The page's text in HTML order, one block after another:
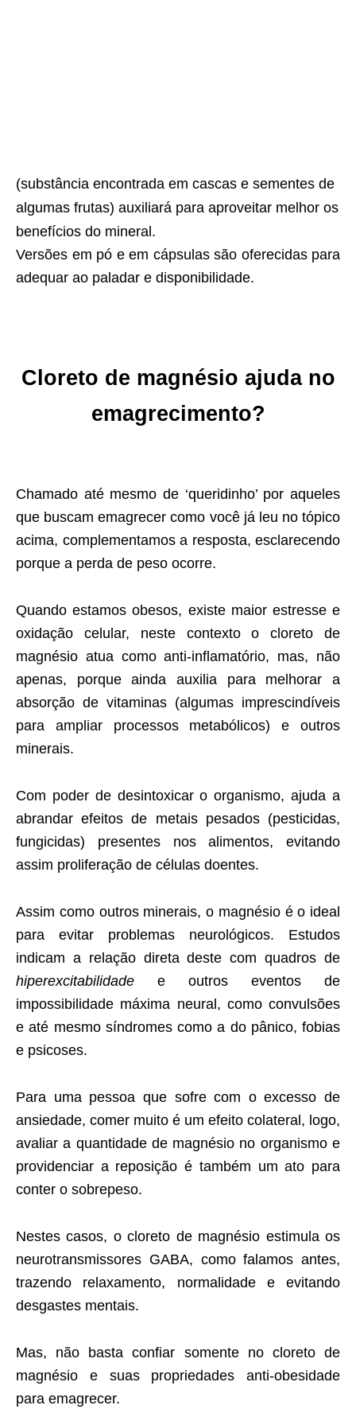
(substância encontrada em cascas e sementes de
algumas frutas) auxiliará para aproveitar melhor os
benefícios do mineral.
Versões em pó e em cápsulas são oferecidas para
adequar ao paladar e disponibilidade.
Cloreto de magnésio ajuda no
emagrecimento?
Chamado até mesmo de ‘queridinho’ por aqueles
que buscam emagrecer como você já leu no tópico
acima, complementamos a resposta, esclarecendo
porque a perda de peso ocorre.
Quando estamos obesos, existe maior estresse e
oxidação celular, neste contexto o cloreto de
magnésio atua como anti-inflamatório, mas, não
apenas, porque ainda auxilia para melhorar a
absorção de vitaminas (algumas imprescindíveis
para ampliar processos metabólicos) e outros
minerais.
Com poder de desintoxicar o organismo, ajuda a
abrandar efeitos de metais pesados (pesticidas,
fungicidas) presentes nos alimentos, evitando
assim proliferação de células doentes.
Assim como outros minerais, o magnésio é o ideal
para evitar problemas neurológicos. Estudos
indicam a relação direta deste com quadros de
hiperexcitabilidade e outros eventos de
impossibilidade máxima neural, como convulsões
e até mesmo síndromes como a do pânico, fobias
e psicoses.
Para uma pessoa que sofre com o excesso de
ansiedade, comer muito é um efeito colateral, logo,
avaliar a quantidade de magnésio no organismo e
providenciar a reposição é também um ato para
conter o sobrepeso.
Nestes casos, o cloreto de magnésio estimula os
neurotransmissores GABA, como falamos antes,
trazendo relaxamento, normalidade e evitando
desgastes mentais.
Mas, não basta confiar somente no cloreto de
magnésio e suas propriedades anti-obesidade
para emagrecer.